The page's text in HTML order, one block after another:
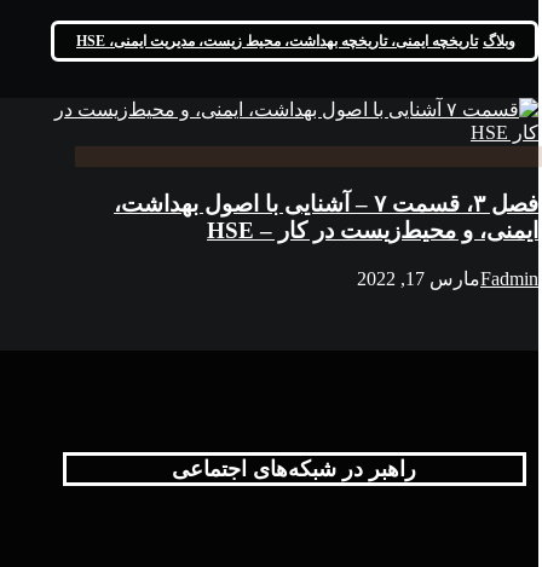
وبلاگ تاریخچه ایمنی، تاریخچه بهداشت، محیط زیست، مدیریت ایمنی، HSE
فصل ۳، قسمت ۷ – آشنایی با اصول بهداشت،
ایمنی، و محیط‌زیست در کار – HSE
Fadminمارس 17, 2022
راهبر در شبکه‌های اجتماعی